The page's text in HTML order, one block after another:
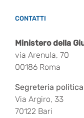
CONTATTI
Ministero della
via Arenula, 70
00186 Roma
Segreteria politica
Via Argiro, 33
70122 Bari